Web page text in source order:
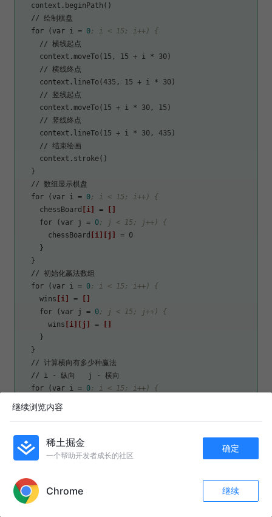
  context.beginPath()
  // 绘制棋盘
  for (var
i = 0; i < 15; i++) {
    // 横线起点
    context.moveTo(15, 15 + i * 30)
    // 横线终点
    context.lineTo(435, 15 + i * 30)
    // 竖线起点
    context.moveTo(15 + i * 30, 15)
    // 竖线终点
    context.lineTo(15 + i * 30, 435)
    // 结束绘画
    context.stroke()
  }
  // 数组显示棋盘
  for (var
i = 0; i < 15; i++) {
    chessBoard
[i] =
    for (var
j = 0; j < 15; j++) {
      chessBoard
[i] [j]
= 0
    }
  }
  // 初始化赢法数组
  for (var
i = 0; i < 15; i++) {
    wins
[i] =
    for (var
j = 0; j < 15; j++) {
      wins
[i] [j] =
    }
  }
  // 计算横向有多少种赢法
  // i - 纵向   j - 横向
  for (var
i = 0; i < 15; i++) {
    for (var
      for (var
      }
      count++
  }
  // 计算纵向有多少种赢法
  // i - 纵向   j - 横向
4
继续浏览内容
稀土掘金
一个帮助开发者成长的社区
确定
Chrome 继续